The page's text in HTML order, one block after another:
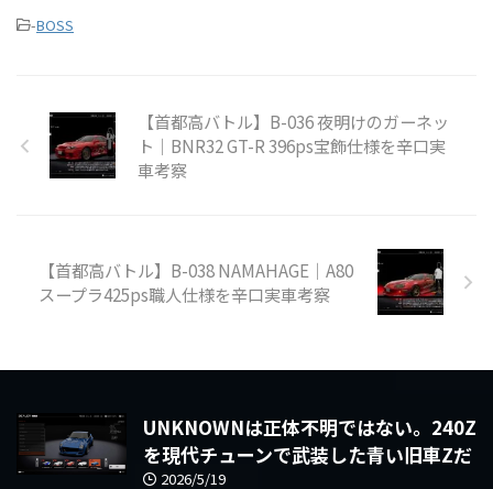
-BOSS
【首都高バトル】B-036 夜明けのガーネッ
ト｜BNR32 GT-R 396ps宝飾仕様を辛口実
車考察
【首都高バトル】B-038 NAMAHAGE｜A80
スープラ425ps職人仕様を辛口実車考察
UNKNOWNは正体不明ではない。240Z
を現代チューンで武装した青い旧車Zだ
2026/5/19